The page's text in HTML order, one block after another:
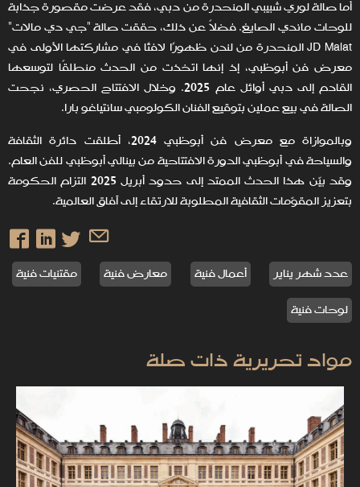
أما صالة لوري شبيبي المنحدرة من دبي، فقد عرضت مقصورة جذابة
للوحات ماندي الصايغ. فضلاً عن ذلك، حققت صالة "جي دي مالات"
JD Malat المنحدرة من لندن ظهورًا لافتًا في مشاركتها الأولى في
معرض فن أبوظبي، إذ إنها اتخذت من الحدث منطلقًا لتوسعها
القادم إلى دبي أوائل عام 2025. وخلال الافتتاح الحصري، نجحت
الصالة في بيع عملين بتوقيع الفنان الكولومبي سانتياغو بارا.
وبالموازاة مع معرض فن أبوظبي 2024، أطلقت دائرة الثقافة
والسياحة في أبوظبي الدورة الافتتاحية من بينالي أبوظبي للفن العام.
وقد بيّن هذا الحدث الممتد إلى حدود أبريل 2025 التزام الحكومة
بتعزيز المقوّمات الثقافية المطلوبة للارتقاء إلى آفاق العالمية.
عدد شهر يناير أعمال فنية معارض فنية
مقتنيات فنية
لوحات فنية
مواد تحريرية ذات صلة